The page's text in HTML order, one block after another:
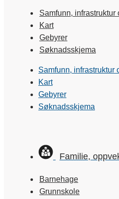
Samfunn, infrastruktur
Kart
Gebyrer
Søknadsskjema
Samfunn, infrastruktur
Kart
Gebyrer
Søknadsskjema
Familie,
Barnehage
Grunnskole